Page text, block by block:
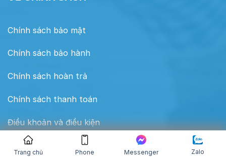
Chính sách bảo mật
Chính sách bảo hành
Chính sách hoàn trả
Chính sách thanh toán
Điều khoản và điều kiện
Trang chủ Phone Messenger Zalo